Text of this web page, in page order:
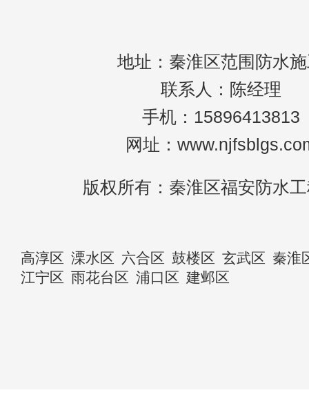
地址：秦淮区范围防水
联系人：陈经理
手机：15896413813
网址：
版权所有：秦淮区福安防水
高淳区 溧水区 六合区 鼓楼区 玄武区 秦淮
江宁区 雨花台区 浦口区 建邺区